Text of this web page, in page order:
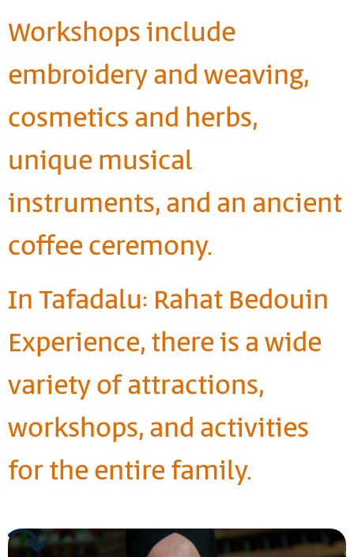
Workshops include
embroidery and weaving,
cosmetics and herbs,
unique musical
instruments, and an ancient
coffee ceremony.
In Tafadalu: Rahat Bedouin
Experience, there is a wide
variety of attractions,
workshops, and activities
for the entire family.